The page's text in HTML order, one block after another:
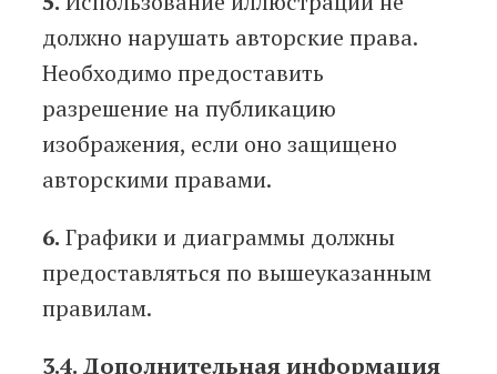
должно нарушать авторские права.
Необходимо предоставить
разрешение на публикацию
изображения, если оно защищено
авторскими правами.
6. Графики и диаграммы должны
предоставляться по вышеуказанным
правилам.
3.4. Дополнительная информация